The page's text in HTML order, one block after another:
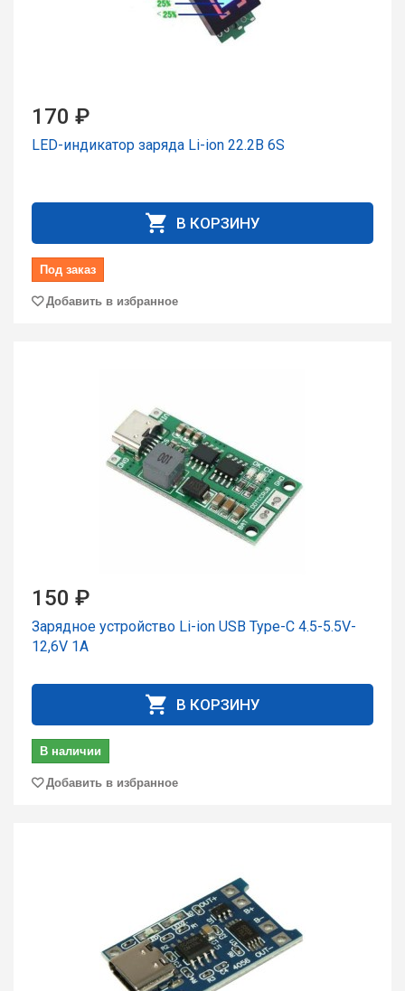
170 ₽
LED-индикатор заряда Li-ion 22.2В 6S
В КОРЗИНУ
Под заказ
Добавить в избранное
150 ₽
Зарядное устройство Li-ion USB Type-C 4.5-5.5V-
12,6V 1A
В КОРЗИНУ
В наличии
Добавить в избранное